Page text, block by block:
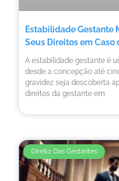
Estabilidade Gestante
Seus Direitos em Caso
A estabilidade gestante é
desde a concepção até
gravidez seja descoberta
direitos da gestante em
Direito Das Gestantes